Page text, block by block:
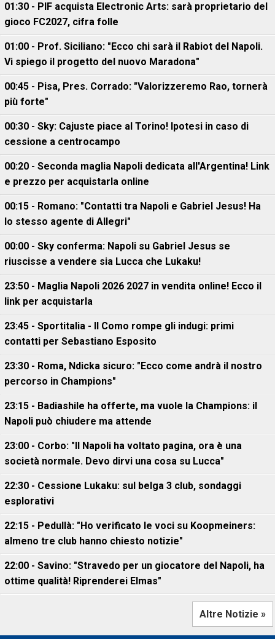
01:30 - PIF acquista Electronic Arts: sarà proprietario del
gioco FC2027, cifra folle
01:00 - Prof. Siciliano: "Ecco chi sarà il Rabiot del Napoli.
Vi spiego il progetto del nuovo Maradona"
00:45 - Pisa, Pres. Corrado: "Valorizzeremo Rao, tornerà
più forte"
00:30 - Sky: Cajuste piace al Torino! Ipotesi in caso di
cessione a centrocampo
00:20 - Seconda maglia Napoli dedicata all'Argentina! Link
e prezzo per acquistarla online
00:15 - Romano: "Contatti tra Napoli e Gabriel Jesus! Ha
lo stesso agente di Allegri"
00:00 - Sky conferma: Napoli su Gabriel Jesus se
riuscisse a vendere sia Lucca che Lukaku!
23:50 - Maglia Napoli 2026 2027 in vendita online! Ecco il
link per acquistarla
23:45 - Sportitalia - Il Como rompe gli indugi: primi
contatti per Sebastiano Esposito
23:30 - Roma, Ndicka sicuro: "Ecco come andrà il nostro
percorso in Champions"
23:15 - Badiashile ha offerte, ma vuole la Champions: il
Napoli può chiudere ma attende
23:00 - Corbo: "Il Napoli ha voltato pagina, ora è una
società normale. Devo dirvi una cosa su Lucca"
22:30 - Cessione Lukaku: sul belga 3 club, sondaggi
esplorativi
22:15 - Pedullà: "Ho verificato le voci su Koopmeiners:
almeno tre club hanno chiesto notizie"
22:00 - Savino: "Stravedo per un giocatore del Napoli, ha
ottime qualità! Riprenderei Elmas"
Altre Notizie »